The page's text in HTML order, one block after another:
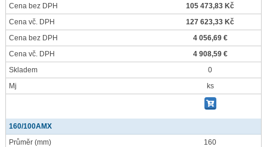
Cena bez DPH
105 473,83 Kč
Cena vč. DPH
127 623,33 Kč
Cena bez DPH
4 056,69 €
Cena vč. DPH
4 908,59 €
Skladem
0
Mj
ks
160/100AMX
Průměr (mm)
160